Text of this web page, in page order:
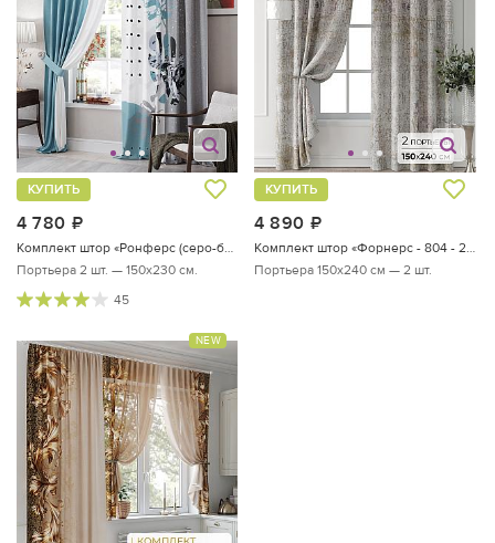
4 780
КУПИТЬ
Комплект штор «Ронферс (серо-бирюзовый) - 230 см»
Портьера 2 шт. — 150х230 см.
45
4 890
КУПИТЬ
Комплект штор «Форнерс - 804 - 240 см»
Портьера 150х240 см — 2 шт.
NEW